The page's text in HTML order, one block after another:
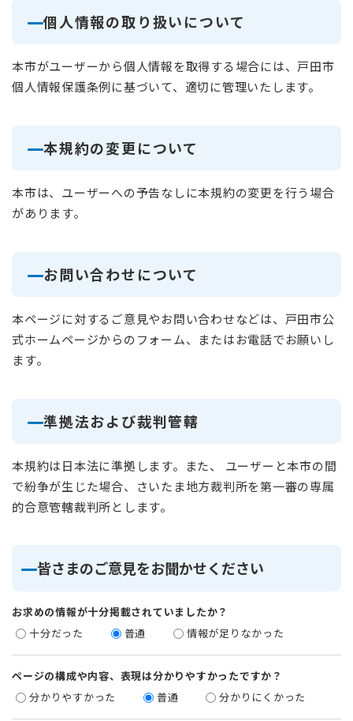
個人情報の取り扱いについて
本市がユーザーから個人情報を取得する場合には、戸田市
個人情報保護条例に基づいて、適切に管理いたします。
本規約の変更について
本市は、ユーザーへの予告なしに本規約の変更を行う場合
があります。
お問い合わせについて
本ページに対するご意見やお問い合わせなどは、戸田市公
式ホームページからのフォーム、またはお電話でお願いし
ます。
準拠法および裁判管轄
本規約は日本法に準拠します。また、 ユーザーと本市の間
で紛争が生じた場合、さいたま地方裁判所を第一審の専属
的合意管轄裁判所とします。
皆さまのご意見をお聞かせください
お求めの情報が十分掲載されていましたか？
十分だった
普通 情報が足りなかった
ページの構成や内容、表現は分かりやすかったですか？
分かりやすかった
普通 分かりにくかった